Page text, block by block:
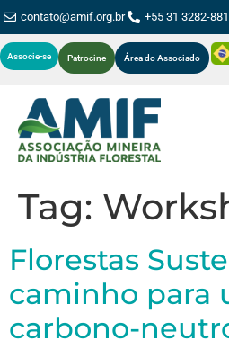
contato@amif.org.br +55 31 3282-
Associe-se Patrocine Área do Associado
Tag:
Florestas
caminho para
carbono-